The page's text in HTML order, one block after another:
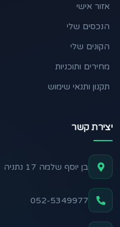
אזור אישי
הנכסים שלי
הקונים שלי
מחירים ותוכניות
תקנון ותנאי שימוש
יצירת קשר
בן יוסף שלמה 17 נתניה
052-5349977